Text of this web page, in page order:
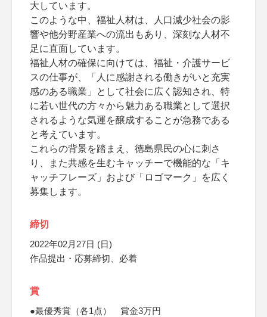
大しています。
このような中、福祉人材は、人口減少社会の影
響や他分野産業への流出もあり、深刻な人材不
足に直面しています。
福祉人材の確保に向けては、福祉・介護サービ
スの仕事が、「人に感謝される働きがいと充実
感のある職業」として社会に広く認知され、特
に若い世代の方々から魅力ある職業として選択
されるような気運を醸成することが急務である
と考えています。
これらの背景を踏まえ、徳島県民の心に刺さ
り、また共感を生むキャッチーで機能的な「キ
ャッチフレーズ」および「ロゴマーク」を広く
募集します。
締切
2022年02月27日 (日)
作品提出・応募締切、必着
賞
●最優秀賞（各1点） 賞金3万円